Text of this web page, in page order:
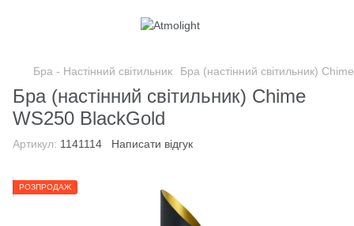
Бра - Настінний світильник Бра (настінний світильник)
Бра (настінний світильник) Chime
WS250 BlackGold
Артикул: 1141114 Написати відгук
РОЗПРОДАЖ